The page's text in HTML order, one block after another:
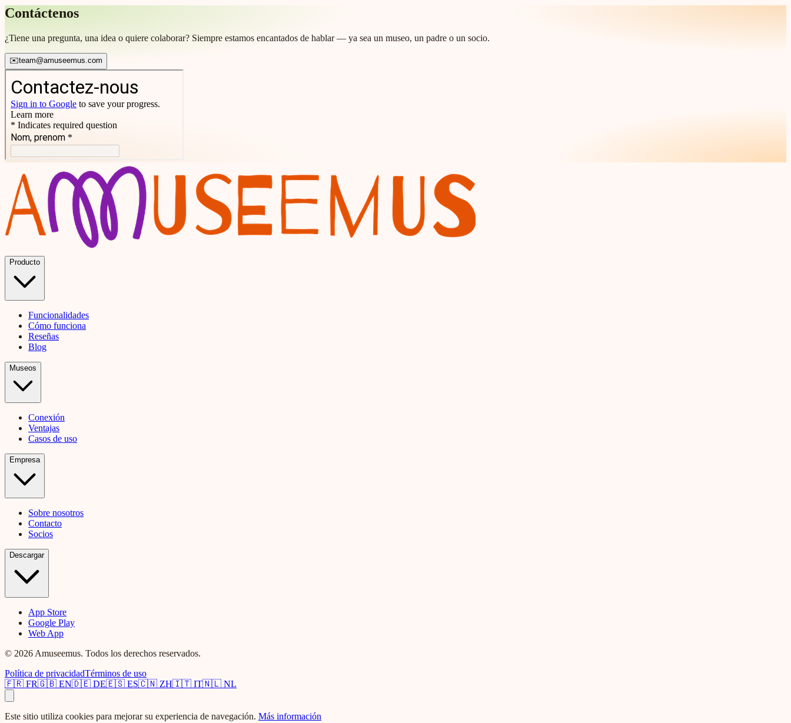
Contáctenos
¿Tiene una pregunta, una idea o quiere colaborar? Siempre estamos encantados de hablar — ya sea un museo, un padre o un socio.
✉️team@amuseemus.com
Producto
Funcionalidades
Cómo funciona
Reseñas
Blog
Museos
Conexión
Ventajas
Casos de uso
Empresa
Sobre nosotros
Contacto
Socios
Descargar
App Store
Google Play
Web App
© 2026 Amuseemus. Todos los derechos reservados.
Política de privacidadTérminos de uso
🇫🇷 FR🇬🇧 EN🇩🇪 DE🇪🇸 ES🇨🇳 ZH🇮🇹 IT🇳🇱 NL
Este sitio utiliza cookies para mejorar su experiencia de navegación. Más información